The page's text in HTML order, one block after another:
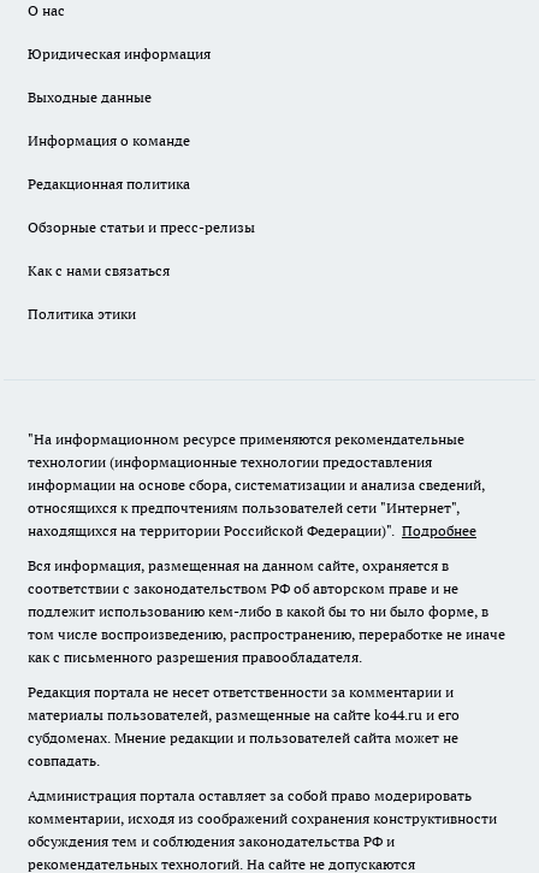
О нас
Юридическая информация
Выходные данные
Информация о команде
Редакционная политика
Обзорные статьи и пресс-релизы
Как с нами связаться
Политика этики
"На информационном ресурсе применяются рекомендательные
технологии (информационные технологии предоставления
информации на основе сбора, систематизации и анализа сведений,
относящихся к предпочтениям пользователей сети "Интернет",
находящихся на территории Российской Федерации)". Подробнее
Вся информация, размещенная на данном сайте, охраняется в
соответствии с законодательством РФ об авторском праве и не
подлежит использованию кем-либо в какой бы то ни было форме, в
том числе воспроизведению, распространению, переработке не иначе
как с письменного разрешения правообладателя.
Редакция портала не несет ответственности за комментарии и
материалы пользователей, размещенные на сайте ko44.ru и его
субдоменах. Мнение редакции и пользователей сайта может не
совпадать.
Администрация портала оставляет за собой право модерировать
комментарии, исходя из соображений сохранения конструктивности
обсуждения тем и соблюдения законодательства РФ и
рекомендательных технологий. На сайте не допускаются